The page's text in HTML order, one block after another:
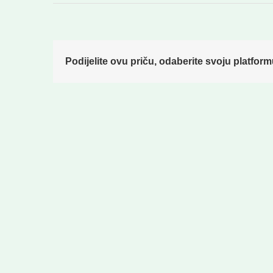
Podijelite ovu priču, odaberite svoju